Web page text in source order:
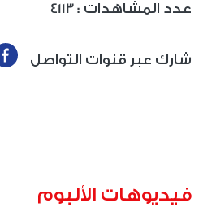
4113 : عدد المشاهدات
شارك عبر قنوات التواصل
فيديوهات الألبوم